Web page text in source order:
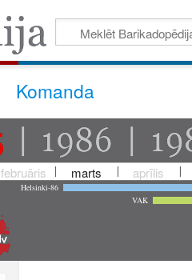
Komanda
februāris marts aprīlis
Helsinki-86
VAK